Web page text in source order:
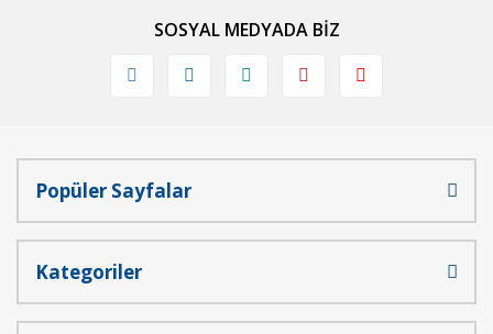
Ürün fiyatı diğer sitelerden daha pahalı.
SOSYAL MEDYADA BİZ
Popüler Sayfalar
Kategoriler